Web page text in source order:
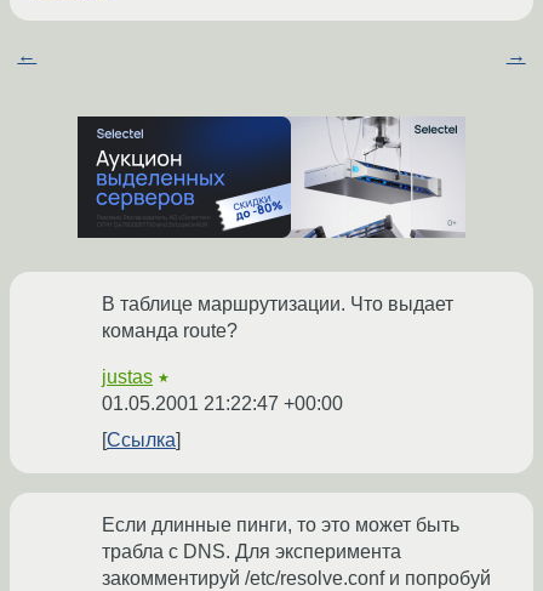
← →
В таблице маршрутизации. Что выдает
команда route?
justas ★
01.05.2001 21:22:47 +00:00
Ссылка
Если длинные пинги, то это может быть
трабла с DNS. Для эксперимента
закомментируй /etc/resolve.conf и попробуй